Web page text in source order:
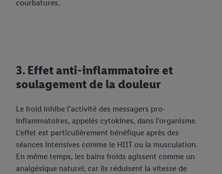
courbatures.
3. Effet anti-inflammatoire et
soulagement de la douleur
Le froid inhibe l’activité des messagers pro-
inflammatoires, appelés cytokines, dans l’organisme.
L’effet est particulièrement bénéfique après des
séances intensives comme le HIIT ou la musculation.
En même temps, les bains froids agissent comme un
analgésique naturel, car ils réduisent la vitesse de